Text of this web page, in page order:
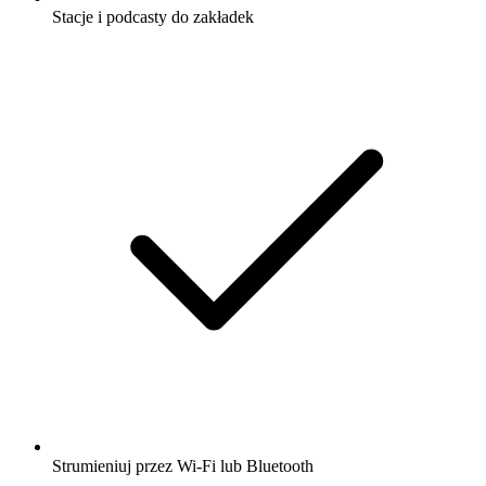
Stacje i podcasty do zakładek
Strumieniuj przez Wi-Fi lub Bluetooth